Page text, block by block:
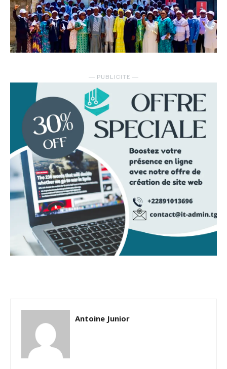
― PUBLICITE ―
Antoine Junior